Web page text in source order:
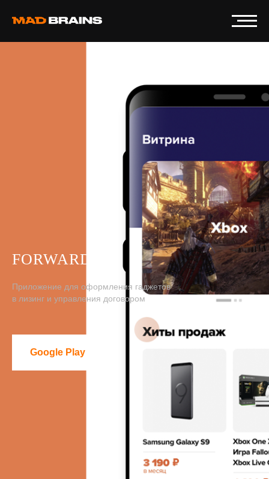
FORWARD
Приложение для оформления гаджетов
в лизинг и управления договором
Google Play